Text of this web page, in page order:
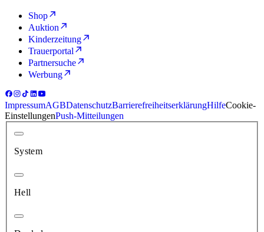
Shop
Auktion
Kinderzeitung
Trauerportal
Partnersuche
Werbung
ImpressumAGBDatenschutzBarrierefreiheitserklärungHilfeCookie-
EinstellungenPush-Mitteilungen
System
Hell